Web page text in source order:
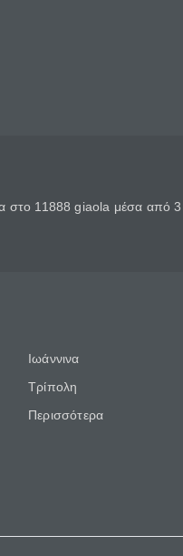
11888 giaola μέσα από 3
Ιωάννινα
Τρίπολη
Περισσότερα